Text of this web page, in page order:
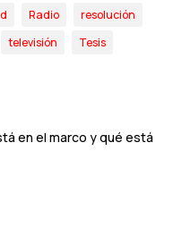
Radio
resolución
televisión
Tesis
en el marco y qué está